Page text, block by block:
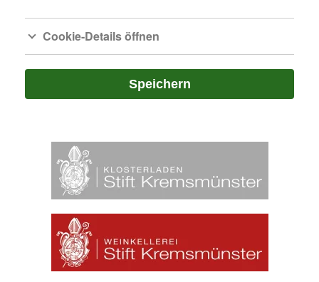
Cookie-Details öffnen
Speichern